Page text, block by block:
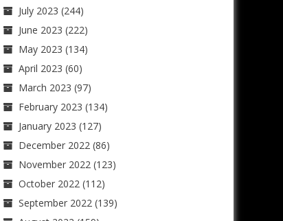
July 2023 (244)
June 2023 (222)
May 2023 (134)
April 2023 (60)
March 2023 (97)
February 2023 (134)
January 2023 (127)
December 2022(86)
November 2022(123)
October 2022(112)
September 2022(139)